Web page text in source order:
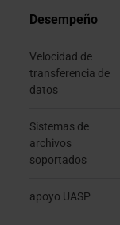
Desempeño
Velocidad de
transferencia de
datos
Sistemas de
archivos
soportados
apoyo UASP